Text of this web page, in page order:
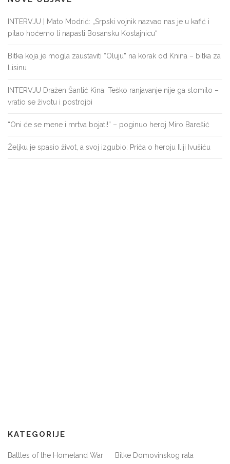
INTERVJU | Mato Modrić: „Srpski vojnik nazvao nas je u kafić i
pitao hoćemo li napasti Bosansku Kostajnicu“
Bitka koja je mogla zaustaviti “Oluju” na korak od Knina – bitka za
Lisinu
INTERVJU Dražen Šantić Kina: Teško ranjavanje nije ga slomilo –
vratio se životu i postrojbi
“Oni će se mene i mrtva bojati!” – poginuo heroj Miro Barešić
Željku je spasio život, a svoj izgubio: Priča o heroju Iliji Ivušiću
KATEGORIJE
Battles of the Homeland War
Bitke Domovinskog rata